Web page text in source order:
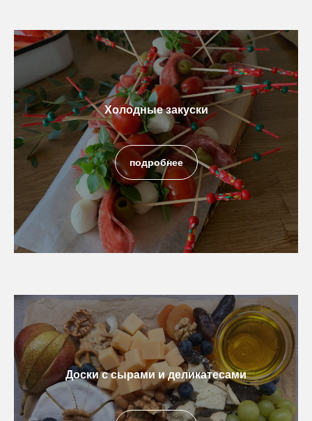
Холодные закуски
подробнее
Доски с сырами и деликатесами